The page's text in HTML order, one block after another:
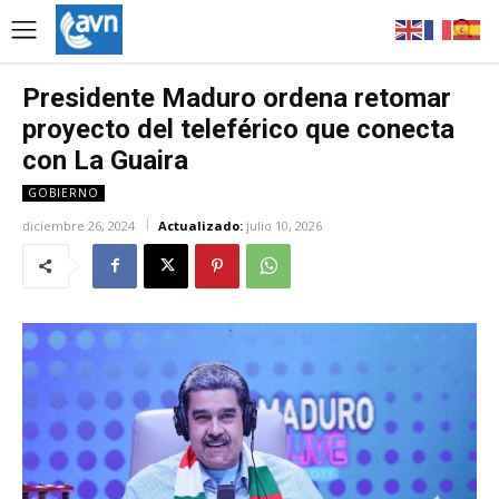
Presidente Maduro ordena retomar
proyecto del teleférico que conecta
con La Guaira
GOBIERNO
diciembre 26, 2024 Actualizado: julio 10, 2026